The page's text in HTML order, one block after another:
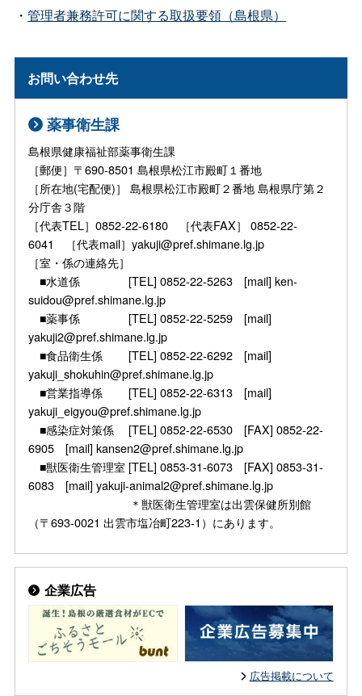
・ 管理者兼務許可に関する取扱要領（島根県）
お問い合わせ先
薬事衛生課
島根県健康福祉部薬事衛生課
［郵便］〒690-8501 島根県松江市殿町１番地
［所在地(宅配便)］ 島根県松江市殿町２番地 島根県庁第２
分庁舎３階
［代表TEL］0852-22-6180 ［代表FAX］ 0852-22-
6041 ［代表mail］yakuji@pref.shimane.lg.jp
［室・係の連絡先］
■水道係 [TEL] 0852-22-5263 [mail] ken-
suidou@pref.shimane.lg.jp
■薬事係 [TEL] 0852-22-5259 [mail]
yakuji2@pref.shimane.lg.jp
■食品衛生係 [TEL] 0852-22-6292 [mail]
yakuji_shokuhin@pref.shimane.lg.jp
■営業指導係 [TEL] 0852-22-6313 [mail]
yakuji_eigyou@pref.shimane.lg.jp
■感染症対策係 [TEL] 0852-22-6530 [FAX] 0852-22-
6905 [mail] kansen2@pref.shimane.lg.jp
■獣医衛生管理室 [TEL] 0853-31-6073 [FAX] 0853-31-
6083 [mail] yakuji-animal2@pref.shimane.lg.jp
＊獣医衛生管理室は出雲保健所別館
（〒693-0021 出雲市塩冶町223-1）にあります。
企業広告
広告掲載について